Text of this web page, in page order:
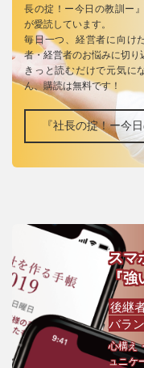
長の掟！ー今日の教訓ー
が愛読しています。
毎日一つ、経営者に向け
者・経営者のお悩みに切り
きっと読むだけで元気に
ん、購読は無料です！
『社長の掟！ー今
スマ
『強
後継
バラ
心構え
ュニケ